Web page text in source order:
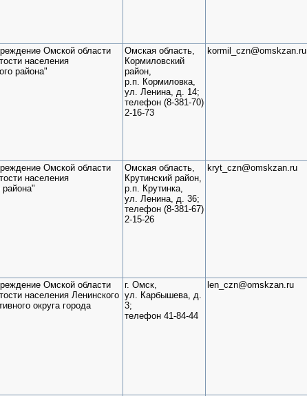
Омской области
населения
района"
Омская область,
Кормиловский
район,
р.п. Кормиловка,
ул. Ленина, д. 14;
телефон (8-381-70)
2-16-73
kormil_czn@omskzan.ru
Омской области
населения
района"
Омская область,
Крутинский район,
р.п. Крутинка,
ул. Ленина, д. 36;
телефон (8-381-67)
2-15-26
kryt_czn@omskzan.ru
Омской области
населения Ленинского
округа города
г. Омск,
ул. Карбышева, д.
3;
телефон 41-84-44
len_czn@omskzan.ru